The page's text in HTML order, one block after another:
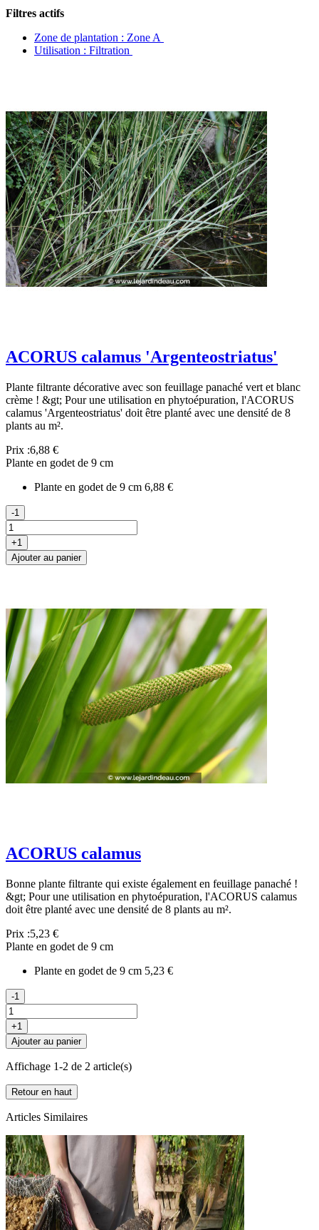
Filtres actifs
Zone de plantation : Zone A
Utilisation : Filtration
ACORUS calamus 'Argenteostriatus'
Plante filtrante décorative avec son feuillage panaché vert et blanc
crème ! &gt; Pour une utilisation en phytoépuration, l'ACORUS
calamus 'Argenteostriatus' doit être planté avec une densité de 8
plants au m².
Prix :6,88 €
Plante en godet de 9 cm
Plante en godet de 9 cm 6,88 €
-1
+1
Ajouter au panier
ACORUS calamus
Bonne plante filtrante qui existe également en feuillage panaché !
&gt; Pour une utilisation en phytoépuration, l'ACORUS calamus
doit être planté avec une densité de 8 plants au m².
Prix :5,23 €
Plante en godet de 9 cm
Plante en godet de 9 cm 5,23 €
-1
+1
Ajouter au panier
Affichage 1-2 de 2 article(s)
Retour en haut
Articles Similaires